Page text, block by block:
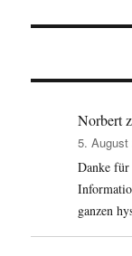
Norbert
5. August
Danke
ganzen